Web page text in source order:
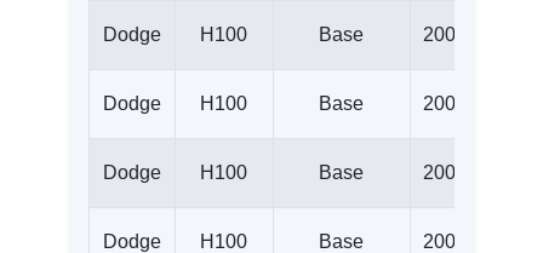
Dodge H100 Base 2003
Dodge H100 Base 2004
Dodge H100 Base 2005
Dodge H100 Base 2006